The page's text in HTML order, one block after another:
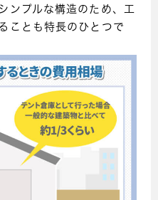
ンプルな構造のため、工
ことも特長のひとつで